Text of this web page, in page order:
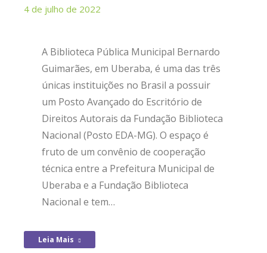
4 de julho de 2022
A Biblioteca Pública Municipal Bernardo
Guimarães, em Uberaba, é uma das três
únicas instituições no Brasil a possuir
um Posto Avançado do Escritório de
Direitos Autorais da Fundação Biblioteca
Nacional (Posto EDA-MG). O espaço é
fruto de um convênio de cooperação
técnica entre a Prefeitura Municipal de
Uberaba e a Fundação Biblioteca
Nacional e tem…
Leia Mais